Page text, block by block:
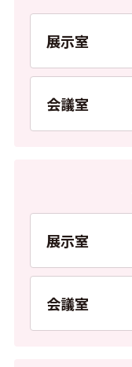
展示室
PDFを開く
会議室
PDFを開く
展示室
PDFを開く
会議室
PDFを開く